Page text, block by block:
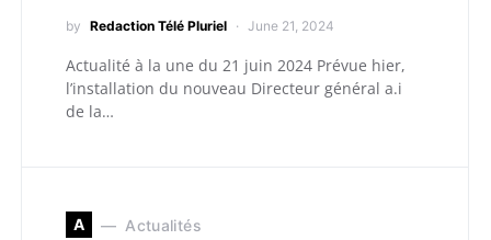
by Redaction Télé Pluriel June 21, 2024
Actualité à la une du 21 juin 2024 Prévue hier,
l’installation du nouveau Directeur général a.i
de la…
A Actualités